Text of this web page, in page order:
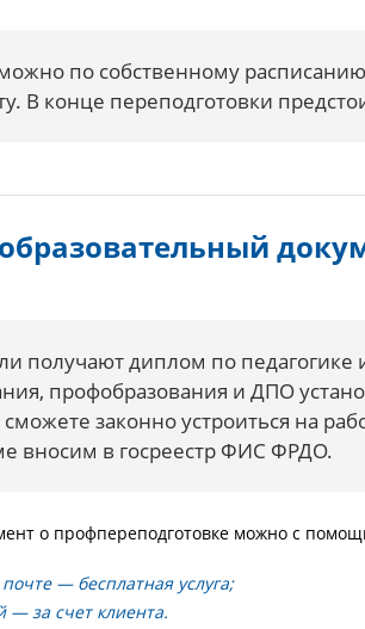
по собственному
В конце переподготовки
получают диплом по педагогике
профобразования и ДПО
законно устроиться на
вносим в госреестр ФИС ФРДО.
о профпереподготовке можно с
— бесплатная услуга;
— за счет клиента.